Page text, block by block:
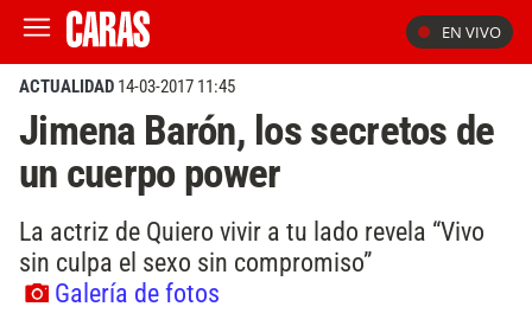
EN VIVO
ACTUALIDAD 14-03-2017 11:45
Jimena Barón, los secretos de
un cuerpo power
La actriz de Quiero vivir a tu lado revela “Vivo
sin culpa el sexo sin compromiso”
Galería de fotos